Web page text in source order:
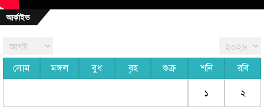
আর্কাইভ
সোম মঙ্গল বুধ বৃহ শুক্র শনি রবি
১ ২